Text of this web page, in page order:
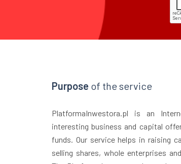
Purpose of the service
PlatformaInwestora.pl is an
interesting business and capital
funds. Our service helps in raising
selling shares, whole enterprises